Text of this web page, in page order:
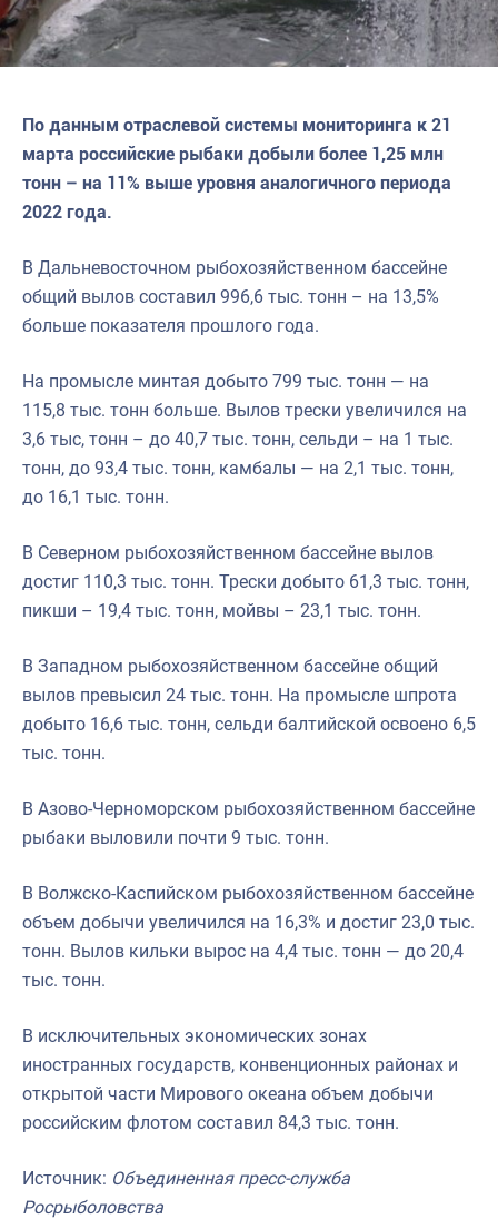
По данным отраслевой системы мониторинга к 21
марта российские рыбаки добыли более 1,25 млн
тонн – на 11% выше уровня аналогичного периода
2022 года.
В Дальневосточном рыбохозяйственном бассейне
общий вылов составил 996,6 тыс. тонн – на 13,5%
больше показателя прошлого года.
На промысле минтая добыто 799 тыс. тонн — на
115,8 тыс. тонн больше. Вылов трески увеличился на
3,6 тыс, тонн – до 40,7 тыс. тонн, сельди – на 1 тыс.
тонн, до 93,4 тыс. тонн, камбалы — на 2,1 тыс. тонн,
до 16,1 тыс. тонн.
В Северном рыбохозяйственном бассейне вылов
достиг 110,3 тыс. тонн. Трески добыто 61,3 тыс. тонн,
пикши – 19,4 тыс. тонн, мойвы – 23,1 тыс. тонн.
В Западном рыбохозяйственном бассейне общий
вылов превысил 24 тыс. тонн. На промысле шпрота
добыто 16,6 тыс. тонн, сельди балтийской освоено 6,5
тыс. тонн.
В Азово-Черноморском рыбохозяйственном бассейне
рыбаки выловили почти 9 тыс. тонн.
В Волжско-Каспийском рыбохозяйственном бассейне
объем добычи увеличился на 16,3% и достиг 23,0 тыс.
тонн. Вылов кильки вырос на 4,4 тыс. тонн — до 20,4
тыс. тонн.
В исключительных экономических зонах
иностранных государств, конвенционных районах и
открытой части Мирового океана объем добычи
российским флотом составил 84,3 тыс. тонн.
Источник: Объединенная пресс-служба
Росрыболовства